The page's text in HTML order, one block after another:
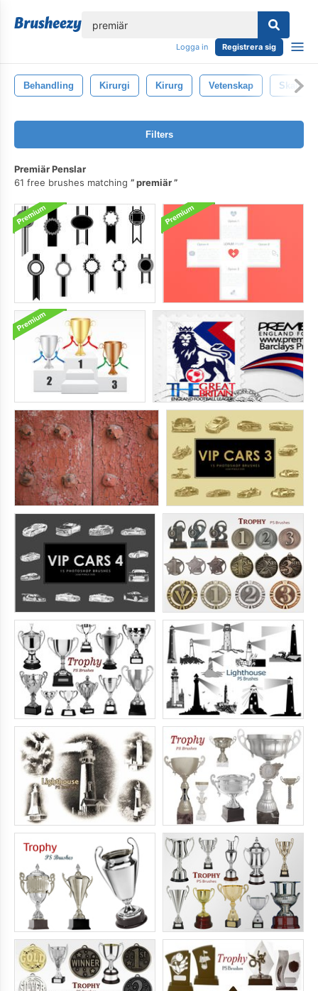
Logga in Registrera sig
Behandling Kirurgi Kirurg Vetenskap Skalpell
Filters
Premiär Penslar
61 free brushes matching
premiär